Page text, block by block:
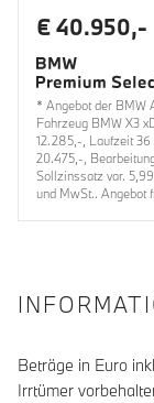
€ 40.950,-
* Angebot der BMW
Fahrzeug BMW X3
12.285,-, Laufzeit
20.475,-,
Sollzinssatz var.
und MwSt.. Angebot
Beträge in Euro
Irrtümer